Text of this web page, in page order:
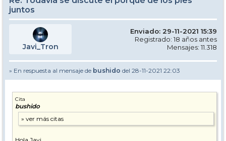
juntos
Javi_Tron
Enviado: 29-11-2021 15:39
Registrado: 18 años antes
Mensajes: 11.318
» En respuesta al mensaje de bushido del 28-11-2021 22:03
Cita
bushido